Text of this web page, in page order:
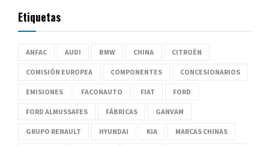
Etiquetas
ANFAC AUDI BMW CHINA CITROËN
COMISIÓN EUROPEA COMPONENTES CONCESIONARIOS
EMISIONES FACONAUTO FIAT FORD
FORD ALMUSSAFES FÁBRICAS GANVAM
GRUPO RENAULT HYUNDAI KIA MARCAS CHINAS